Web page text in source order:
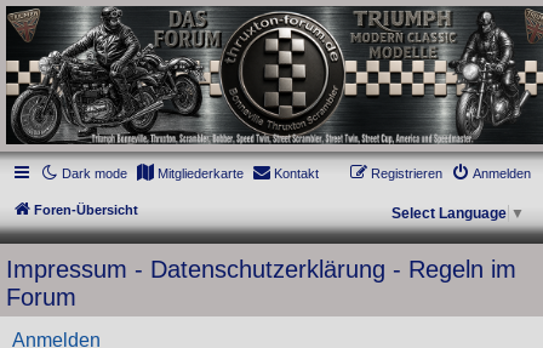
thruxton-forum.de
DAS FORUM! Alles rund um die Triumph Modern Classic Modelle. Das Forum für
die New Bonneville Baureihen ab BJ 2001. Triumph Bonneville, Thruxton,
Scrambler, Bobber, Speed Twin, Street Scrambler, Street Twin, Street Cup, America
und Speedmaster.
Dark mode
Mitgliederkarte Kontakt Anmelden
Registrieren
Foren-Übersicht Select Language ▼
Impressum - Datenschutzerklärung - Regeln im
Forum
Anmelden